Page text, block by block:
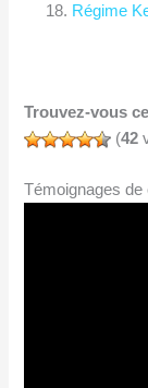
Régime
Trouvez-vous
(42
Témoignages